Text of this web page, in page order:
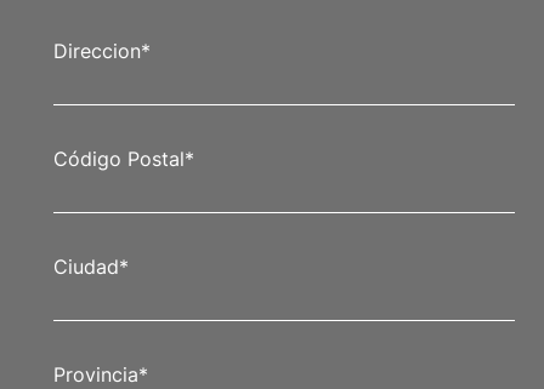
Direccion*
Código Postal*
Ciudad*
Provincia*